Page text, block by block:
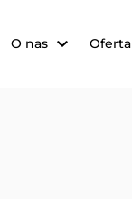
O nas Oferta